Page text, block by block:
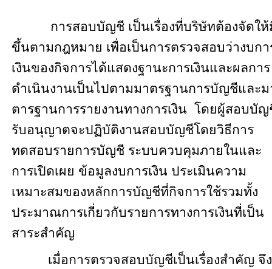
การสอบบัญชี เป็นเรื่องที่บริษัทต้องจัดใ
ขึ้นตามกฎหมาย เพื่อเป็นการตรวจสอบว่างบกา
เงินของกิจการได้แสดงฐานะการเงินและผลการ
ดำเนินงานเป็นไปตามมาตรฐานการบัญชีและม
ตารฐานการรายงานทางการเงิน โดยผู้สอบบัญ
รับอนุญาตจะปฏิบัติงานสอบบัญชีโดยวิธีการ
ทดสอบรายการบัญชี ระบบควบคุมภายในและ
การเปิดเผย ข้อมูลงบการเงิน ประเมินความ
เหมาะสมของหลักการบัญชีที่กิจการใช้รวมทั้ง
ประมาณการเกี่ยวกับรายการทางการเงินที่เป็น
สาระสำคัญ
เมื่อการตรวจสอบบัญชีเป็นเรื่องสำคัญ จึง